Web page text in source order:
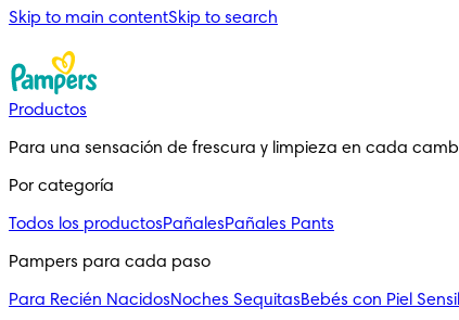
Skip to main contentSkip to search
Productos
Para una sensación de frescura y limpieza en cada
Por categoría
Todos los productosPañalesPañales Pants
Pampers para cada paso
Para Recién NacidosNoches SequitasBebés con Piel